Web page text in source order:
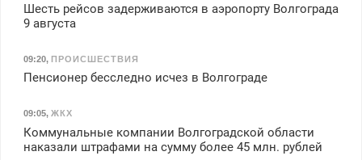
Шесть рейсов задерживаются в аэропорту Волгограда
9 августа
09:20, ПРОИСШЕСТВИЯ
Пенсионер бесследно исчез в Волгограде
09:05, ЖКХ
Коммунальные компании Волгоградской области
наказали штрафами на сумму более 45 млн. рублей